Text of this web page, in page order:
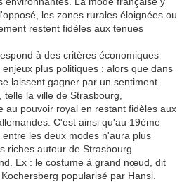
les zones rurales éloignées ou
restent fidèles aux tenues
à des critères économiques
plus politiques : alors que dans
laissent gagner par un sentiment
la ville de Strasbourg,
au pouvoir royal en restant fidèles aux
C'est ainsi qu'au 19ème
les deux modes n'aura plus
riches autour de Strasbourg
Ex : le costume à grand nœud, dit
popularisé par Hansi.